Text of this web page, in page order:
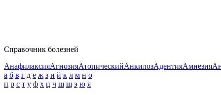
Справочник болезней
АнафилаксияАгнозияАтопическийАнкилозАдентияАмнезия
а б в г д е ж з и й к л м н о
п р с т у ф х ц ч ш щ э ю я